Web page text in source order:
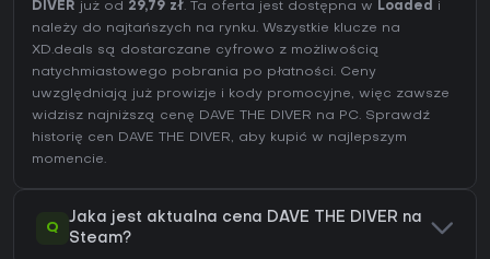
DIVER już od 29,79 zł. Ta oferta jest dostępna w Loaded
i
należy do najtańszych na rynku. Wszystkie klucze na
XD.deals są dostarczane cyfrowo z możliwością
natychmiastowego pobrania po płatności. Ceny
uwzględniają już prowizje i kody promocyjne, więc zawsze
widzisz najniższą cenę DAVE THE DIVER na PC. Sprawdź
historię cen DAVE THE DIVER, aby kupić w najlepszym
momencie.
Q
Jaka jest aktualna cena DAVE THE DIVER na
Steam?